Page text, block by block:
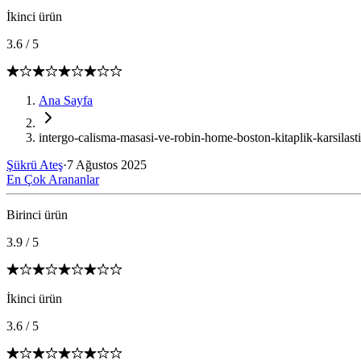
İkinci ürün
3.6 / 5
Ana Sayfa
intergo-calisma-masasi-ve-robin-home-boston-kitaplik-
Şükrü Ateş·7 Ağustos 2025
En Çok Arananlar
Birinci ürün
3.9 / 5
İkinci ürün
3.6 / 5